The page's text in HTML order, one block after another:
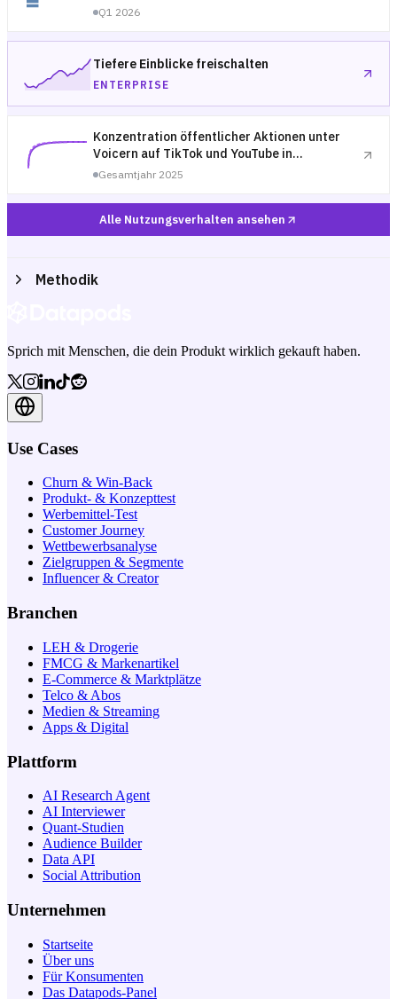
Q1 2026
Tiefere Einblicke freischalten
ENTERPRISE
Konzentration öffentlicher Aktionen unter
Voicern auf TikTok und YouTube in
Deutschland — 2025
Gesamtjahr 2025
Alle Nutzungsverhalten ansehen
Methodik
Sprich mit Menschen, die dein Produkt wirklich gekauft haben.
Use Cases
Churn & Win-Back
Produkt- & Konzepttest
Werbemittel-Test
Customer Journey
Wettbewerbsanalyse
Zielgruppen & Segmente
Influencer & Creator
Branchen
LEH & Drogerie
FMCG & Markenartikel
E-Commerce & Marktplätze
Telco & Abos
Medien & Streaming
Apps & Digital
Plattform
AI Research Agent
AI Interviewer
Quant-Studien
Audience Builder
Data API
Social Attribution
Unternehmen
Startseite
Über uns
Für Konsumenten
Das Datapods-Panel